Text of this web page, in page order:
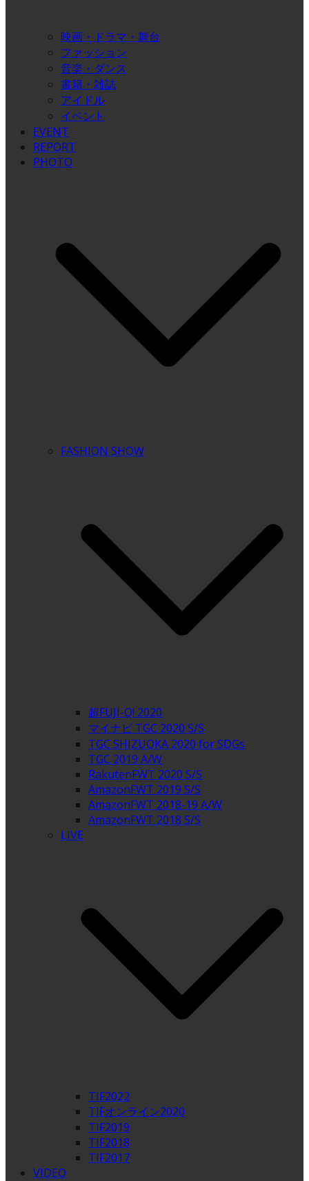
映画・ドラマ・舞台
ファッション
音楽・ダンス
書籍・雑誌
アイドル
イベント
EVENT
REPORT
PHOTO
FASHION SHOW
超FUJI-Q! 2020
マイナビ TGC 2020 S/S
TGC SHIZUOKA 2020 for SDGs
TGC 2019 A/W
RakutenFWT 2020 S/S
AmazonFWT 2019 S/S
AmazonFWT 2018-19 A/W
AmazonFWT 2018 S/S
LIVE
TIF2022
TIFオンライン2020
TIF2019
TIF2018
TIF2017
VIDEO